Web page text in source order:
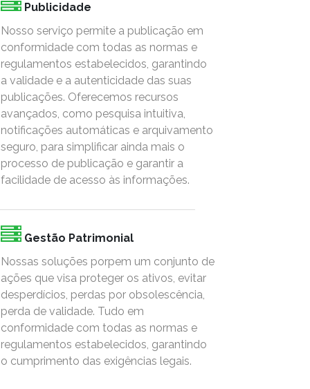
Publicidade
Nosso serviço permite a publicação em
conformidade com todas as normas e
regulamentos estabelecidos, garantindo
a validade e a autenticidade das suas
publicações. Oferecemos recursos
avançados, como pesquisa intuitiva,
notificações automáticas e arquivamento
seguro, para simplificar ainda mais o
processo de publicação e garantir a
facilidade de acesso às informações.
Gestão Patrimonial
Nossas soluções porpem um conjunto de
ações que visa proteger os ativos, evitar
desperdícios, perdas por obsolescência,
perda de validade. Tudo em
conformidade com todas as normas e
regulamentos estabelecidos, garantindo
o cumprimento das exigências legais.